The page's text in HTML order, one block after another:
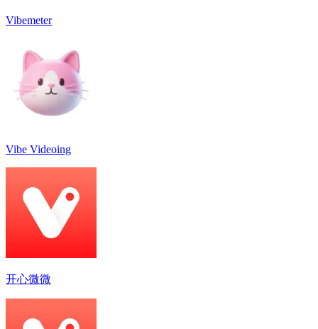
Vibemeter
Vibe Videoing
开心微微